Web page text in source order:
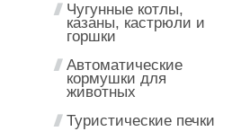
Чугунные котлы,
казаны, кастрюли и
горшки
Автоматические
кормушки для
животных
Туристические печки